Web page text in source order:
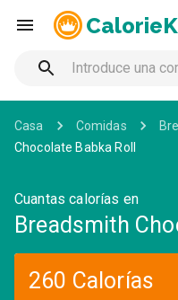
Casa Comidas
Chocolate Babka Roll
Cuantas calorías en
Breadsmith
260 Calorías